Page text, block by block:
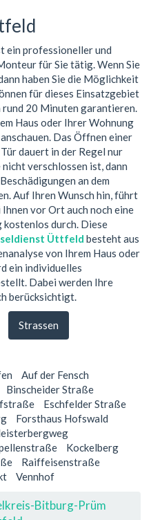
ein professioneller und
für Sie tätig. Wenn Sie
haben Sie die Möglichkeit
für dieses Einsatzgebiet
20 Minuten garantieren.
Haus oder Ihrer Wohnung
Das Öffnen einer
dauert in der Regel nur
verschlossen ist, dann
an dem
Auf Ihren Wunsch hin, führt
vor Ort auch noch eine
durch. Diese
Üttfeld besteht aus
von Ihrem Haus oder
ein individuelles
Dabei werden Ihre
berücksichtigt.
Strassen
Auf der Fensch
Binscheider Straße
Eschfelder Straße
Forsthaus Hofswald
Kockelberg
Raiffeisenstraße
Vennhof
Bitburg-Prüm